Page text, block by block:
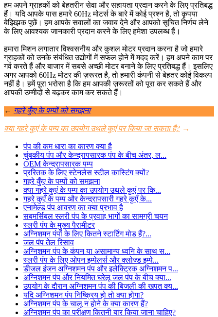
हम अपने ग्राहकों को बेहतरीन सेवा और सहायता प्रदान करने के लिए प्रतिबद्ध
हैं। यदि आपके पास हमारे 60Hz मोटर्स के बारे में कोई प्रश्न है, तो कृपया
बेझिझक पूछें। हम आपके सवालों का जवाब देने और आपको सूचित निर्णय लेने
के लिए आवश्यक जानकारी प्रदान करने के लिए हमेशा उपलब्ध हैं।
हमारा मिशन लगातार विश्वसनीय और कुशल मोटर प्रदान करना है जो हमारे
ग्राहकों को उनके संबंधित उद्योगों में सफल होने में मदद करें। हम अपने काम पर
गर्व करते हैं और बाजार में सबसे अच्छी मोटर बनाने के लिए प्रतिबद्ध हैं। इसलिए
अगर आपको 60Hz मोटर की ज़रूरत है, तो हमारी कंपनी से बेहतर कोई विकल्प
नहीं है। हमें पूरा भरोसा है कि हम आपकी ज़रूरतों को पूरा कर सकते हैं और
आपकी उम्मीदों से बढ़कर काम कर सकते हैं।
← गहरे कुँए के पम्पों को समझना
क्या गहरे कुएं के पम्प का उपयोग उथले कुएं पर किया जा सकता है? →
पंप की कम धारा का कारण क्या है
चुंबकीय पंप और केन्द्रापसारक पंप के बीच अंतर, ल...
OEM केन्द्रापसारक पम्प
प्ररितक के लिए स्टेनलेस स्टील कास्टिंग क्यों?
गहरे कुँए के पम्पों को समझना
क्या गहरे कुएं के पम्प का उपयोग उथले कुएं पर कि...
गहरे कुएँ के पम्प और केन्द्रापसारी गहरे कुएँ के...
एनामेल्ड पंप आवरण का क्या प्रभाव है
सबमर्सिबल स्लरी पंप के प्रवाह भागों का सामग्री चयन
स्लरी पंप के मुख्य पैरामीटर
अग्निशमन पंपों के लिए कितने स्टार्टिंग मोड हैं?...
जल पंप तेल रिसाव
अग्निशमन पंप के कंपन या असामान्य ध्वनि के साथ स...
स्लरी पंप के लिए ओपन इम्पेलर्स और क्लोज्ड इम्पे...
डीजल इंजन अग्निशमन पंप और इलेक्ट्रिक अग्निशमन प...
अग्निशमन पंप और नियमित घरेलू जल पंप के बीच क्या...
उपयोग के दौरान अग्निशमन पंप की बिजली की खपत क्य...
यदि अग्निशमन पंप निष्क्रिय हो तो क्या होगा?
अग्निशमन पंप के चालू न होने के क्या कारण हैं?
अग्निशमन पंप का परीक्षण कितनी बार किया जाना चाहिए?